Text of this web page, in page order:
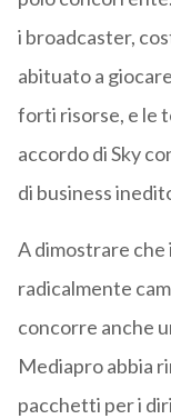
i broadcaster,
abituato a
forti risorse, e le
accordo di Sky
di business
A dimostrare che
radicalmente
concorre anche
Mediapro abbia
pacchetti per i